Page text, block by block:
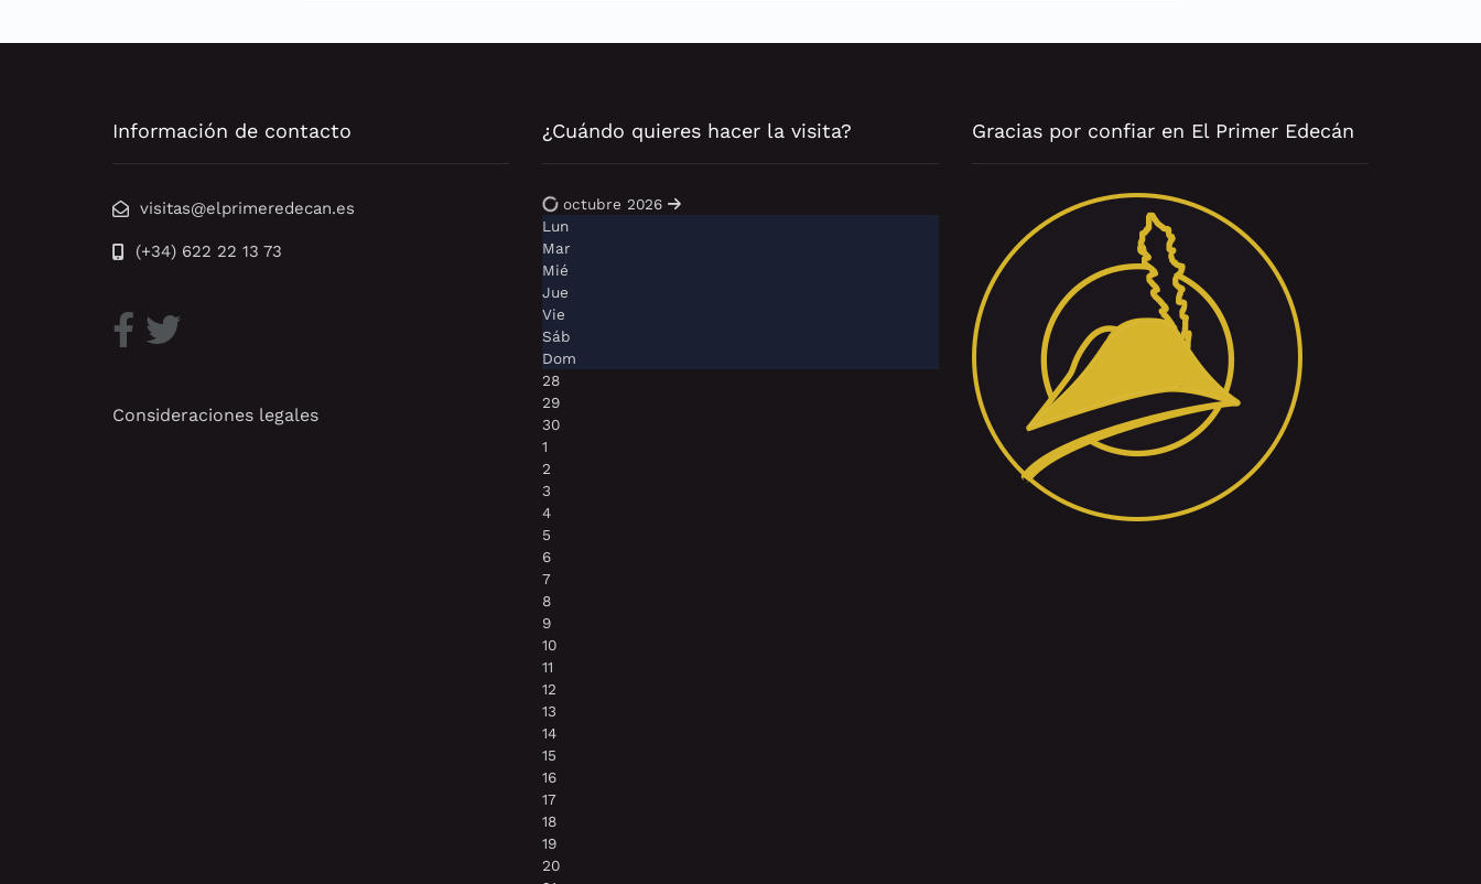
Información de contacto
visitas@elprimeredecan.es
(+34) 622 22 13 73
Consideraciones legales
¿Cuándo quieres hacer la visita?
octubre 2026
Lun
Mar
Mié
Jue
Vie
Sáb
Dom
28
29
30
1
2
3
4
5
6
7
8
9
10
11
12
13
14
15
16
17
18
19
20
Gracias por confiar en El Primer Edecán